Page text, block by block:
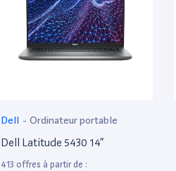
Dell - Ordinateur portable
Dell Latitude 5430 14”
413 offres à partir de :